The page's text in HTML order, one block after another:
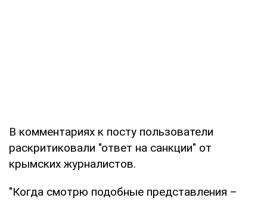
В комментариях к посту пользователи
раскритиковали "ответ на санкции" от
крымских журналистов.
"Когда смотрю подобные представления –